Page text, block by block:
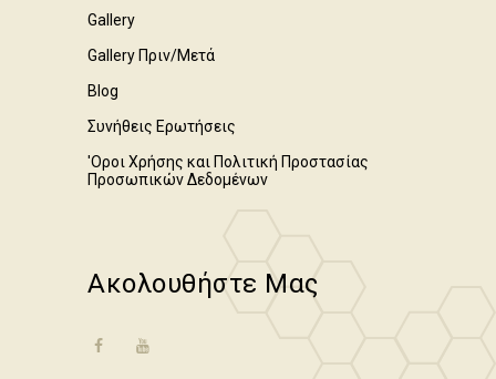
Gallery
Gallery Πριν/Μετά
Blog
Συνήθεις Ερωτήσεις
'Οροι Χρήσης και Πολιτική Προστασίας
Προσωπικών Δεδομένων
Ακολουθήστε Μας